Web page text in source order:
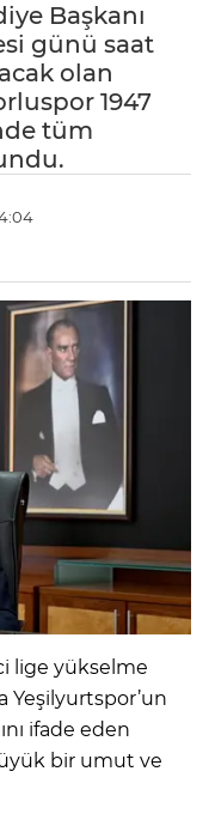
Başkanı
günü saat
olan
1947
tüm
lige yükselme
Yeşilyurtspor’un
ifade eden
bir umut ve